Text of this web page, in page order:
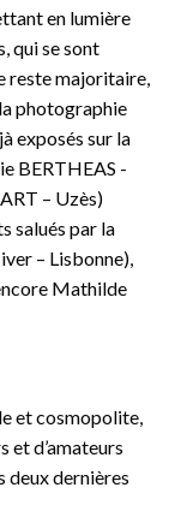
en lumière
qui se sont
reste majoritaire,
photographie
exposés sur la
BERTHEAS -
– Uzès)
salués par la
– Lisbonne),
Mathilde
et cosmopolite,
et d’amateurs
deux dernières